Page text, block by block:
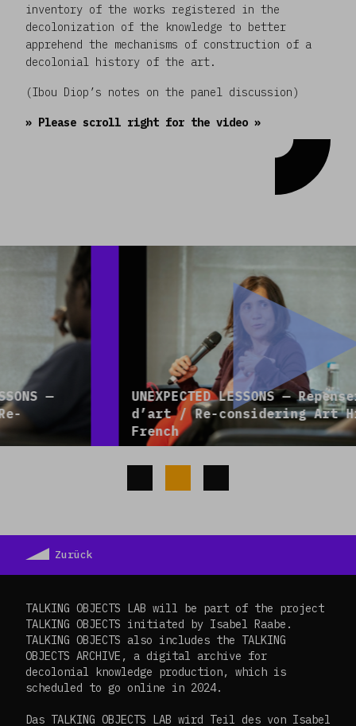
inventory of the works registered in the
decolonization of the knowledge to better
apprehend the mechanisms of construction of a
decolonial history of the art.
(Ibou Diop’s notes on the panel discussion)
» Please scroll right for the video »
UNEXPECTED LESSONS — Repenser l’histoire
d’art / Re-considering Art History –
Zurück
TALKING OBJECTS LAB will be part of the project
TALKING OBJECTS initiated by Isabel Raabe.
TALKING OBJECTS also includes the TALKING
OBJECTS ARCHIVE, a digital archive for
decolonial knowledge production, which is
scheduled to go online in 2024.
Das TALKING OBJECTS LAB wird Teil des von Isabel